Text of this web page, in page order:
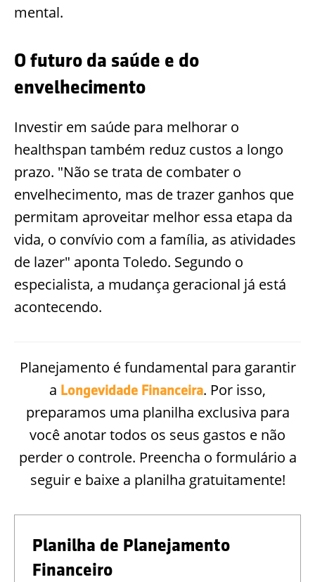
mental.
O futuro da saúde e do
envelhecimento
Investir em saúde para melhorar o
healthspan também reduz custos a longo
prazo. "Não se trata de combater o
envelhecimento, mas de trazer ganhos que
permitam aproveitar melhor essa etapa da
vida, o convívio com a família, as atividades
de lazer" aponta Toledo. Segundo o
especialista, a mudança geracional já está
acontecendo.
Planejamento é fundamental para garantir
a Longevidade Financeira. Por isso,
preparamos uma planilha exclusiva para
você anotar todos os seus gastos e não
perder o controle. Preencha o formulário a
seguir e baixe a planilha gratuitamente!
Planilha de Planejamento
Financeiro